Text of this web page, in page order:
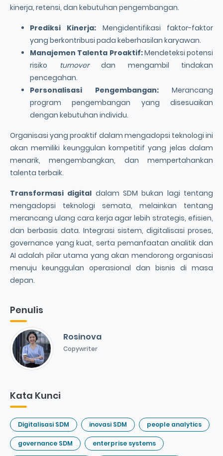
kinerja, retensi, dan kebutuhan pengembangan.
Prediksi Kinerja: Mengidentifikasi faktor-faktor
yang berkontribusi pada keberhasilan karyawan.
Manajemen Talenta Proaktif:Mendeteksi potensi
risiko
turnoverdan mengambil tindakan
pencegahan.
Personalisasi Pengembangan: Merancang
program pengembangan yang disesuaikan
dengan kebutuhan individu.
Organisasi yang proaktif dalam mengadopsi teknologi ini
akan memiliki keunggulan kompetitif yang jelas dalam
menarik, mengembangkan, dan mempertahankan
talenta terbaik.
Transformasi digital dalam SDM bukan lagi tentang
mengadopsi teknologi semata, melainkan tentang
merancang ulang cara kerja agar lebih strategis, efisien,
dan berbasis data. Integrasi sistem, digitalisasi proses,
governance yang kuat, serta pemanfaatan analitik dan
AI adalah pilar utama yang akan mendorong organisasi
menuju keunggulan operasional dan bisnis di masa
depan.
Penulis
Rosinova
Copywriter
Kata Kunci
Digitalisasi SDM inovasi SDM people analytics
governance SDM enterprise systems